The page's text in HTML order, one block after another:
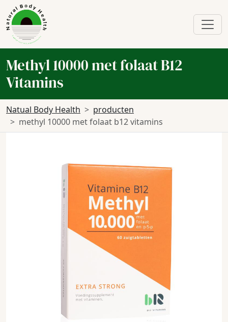
Methyl 10000 met folaat B12
Vitamins
Natual Body Health
producten
methyl 10000 met folaat b12 vitamins